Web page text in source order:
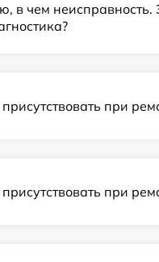
в чем неисправность.
при
при